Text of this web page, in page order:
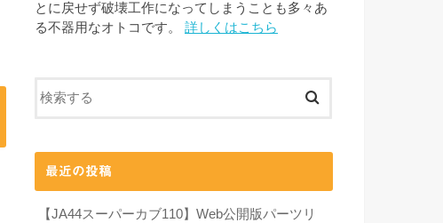
とに戻せず破壊工作になってしまうことも多々あ
る不器用なオトコです。 詳しくはこちら
最近の投稿
【JA44スーパーカブ110】Web公開版パーツリ